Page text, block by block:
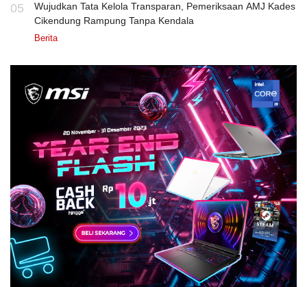
05
Wujudkan Tata Kelola Transparan, Pemeriksaan AMJ Kades
Cikendung Rampung Tanpa Kendala
Berita